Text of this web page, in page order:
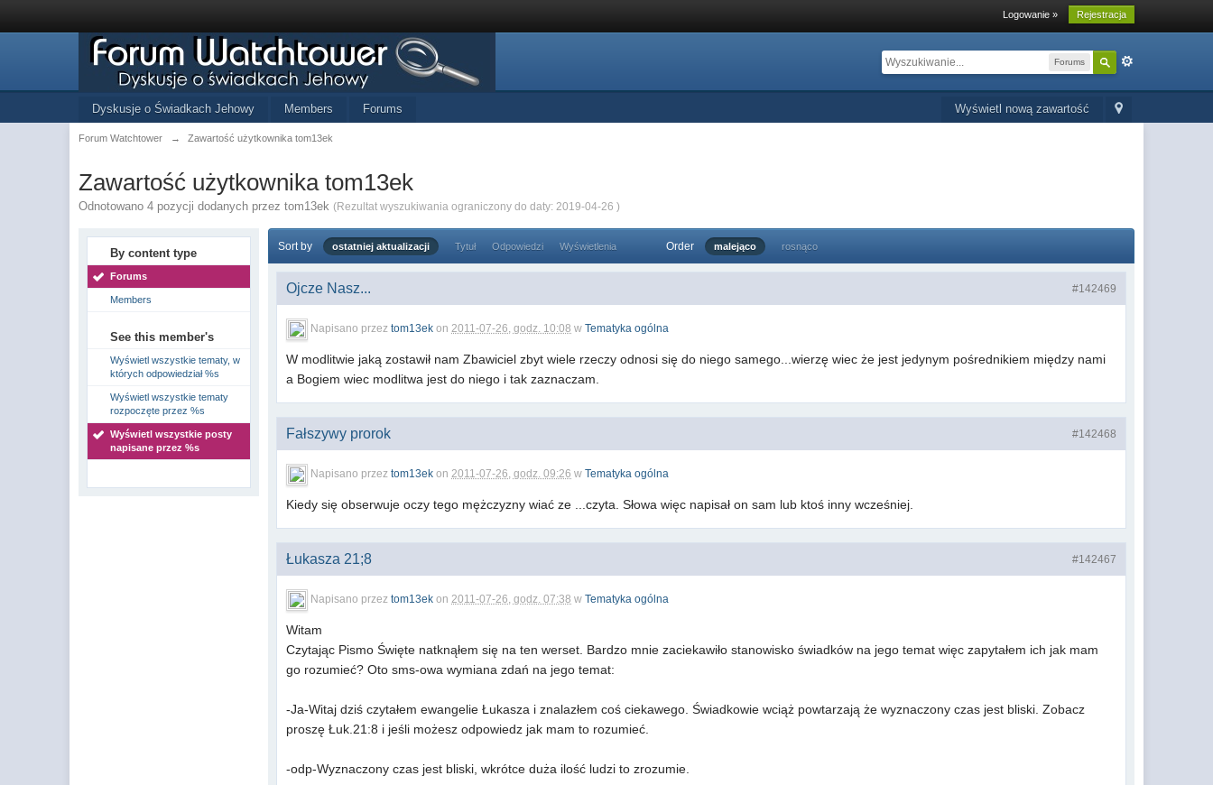
Logowanie » Rejestracja
Forums
Wyświetl nową zawartość
Dyskusje o Świadkach Jehowy Members Forums
Forum Watchtower → Zawartość użytkownika tom13ek
Zawartość użytkownika tom13ek
Odnotowano 4 pozycji dodanych przez tom13ek (Rezultat wyszukiwania ograniczony do daty: 2019-04-26 )
By content type
Forums
Members
See this member's
Wyświetl wszystkie tematy, w
których odpowiedział %s
Wyświetl wszystkie tematy
rozpoczęte przez %s
Wyświetl wszystkie posty
napisane przez %s
Sort by ostatniej aktualizacji Tytuł Odpowiedzi Wyświetlenia Order malejąco rosnąco
#142469
Ojcze Nasz...
Napisano przeztom13ek on2011-07-26, godz. 10:08 wTematyka ogólna
W modlitwie jaką zostawił nam Zbawiciel zbyt wiele rzeczy odnosi się do niego samego...wierzę wiec że jest jedynym pośrednikiem między nami
a Bogiem wiec modlitwa jest do niego i tak zaznaczam.
#142468
Fałszywy prorok
Napisano przeztom13ek on2011-07-26, godz. 09:26 wTematyka ogólna
Kiedy się obserwuje oczy tego mężczyzny wiać ze ...czyta. Słowa więc napisał on sam lub ktoś inny wcześniej.
#142467
Łukasza 21;8
Napisano przeztom13ek on2011-07-26, godz. 07:38 wTematyka ogólna
Witam
Czytając Pismo Święte natknąłem się na ten werset. Bardzo mnie zaciekawiło stanowisko świadków na jego temat więc zapytałem ich jak mam
go rozumieć? Oto sms-owa wymiana zdań na jego temat:
-Ja-Witaj dziś czytałem ewangelie Łukasza i znalazłem coś ciekawego. Świadkowie wciąż powtarzają że wyznaczony czas jest bliski. Zobacz
proszę Łuk.21:8 i jeśli możesz odpowiedz jak mam to rozumieć.
-odp-Wyznaczony czas jest bliski, wkrótce duża ilość ludzi to zrozumie.